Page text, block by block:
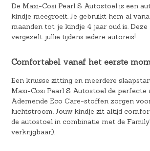
De Maxi-Cosi Pearl S Autostoel is een
kindje meegroeit. Je gebruikt hem al
maanden tot je kindje 4 jaar oud is.
vergezelt jullie tijdens iedere autoreis!
Comfortabel vanaf het eerste
Een knusse zitting en meerdere
Maxi-Cosi Pearl S Autostoel de perfecte
Ademende Eco Care-stoffen zorgen
luchtstroom. Jouw kindje zit altijd
de autostoel in combinatie met de
verkrijgbaar).